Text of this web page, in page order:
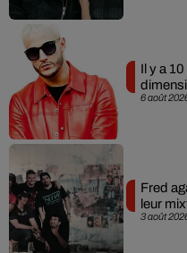
6 août
Il y a
3 août
Fred
leur